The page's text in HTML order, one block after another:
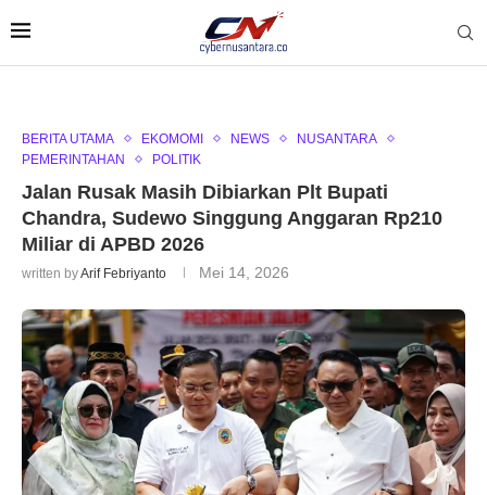
BERITA UTAMA EKOMOMI NEWS
NUSANTARA
PEMERINTAHAN
POLITIK
Jalan Rusak Masih Dibiarkan Plt Bupati
Chandra, Sudewo Singgung Anggaran Rp210
Miliar di APBD 2026
written byArif Febriyanto Mei 14, 2026